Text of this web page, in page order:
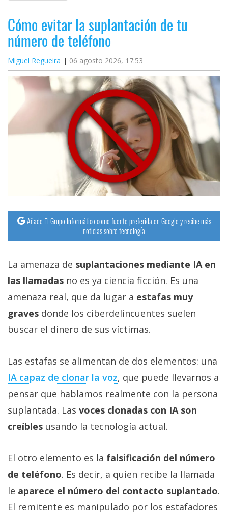
Cómo evitar la suplantación de tu
número de teléfono
Miguel Regueira 06 agosto 2026, 17:53
Añade El Grupo Informático como fuente preferida en Google y recibe más
noticias sobre tecnología
La amenaza de suplantaciones mediante IA en
las llamadas no es ya ciencia ficción. Es una
amenaza real, que da lugar a estafas muy
graves donde los ciberdelincuentes suelen
buscar el dinero de sus víctimas.
Las estafas se alimentan de dos elementos: una
IA capaz de clonar la voz‎, que puede llevarnos a
pensar que hablamos realmente con la persona
suplantada. Las voces clonadas con IA son
creíbles usando la tecnología actual.
El otro elemento es la falsificación del número
de teléfono. Es decir, a quien recibe la llamada
le aparece el número del contacto suplantado.
El remitente es manipulado por los estafadores